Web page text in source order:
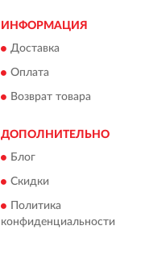
ИНФОРМАЦИЯ
Доставка
Оплата
Возврат товара
ДОПОЛНИТЕЛЬНО
Блог
Скидки
Политика
конфиденциальности